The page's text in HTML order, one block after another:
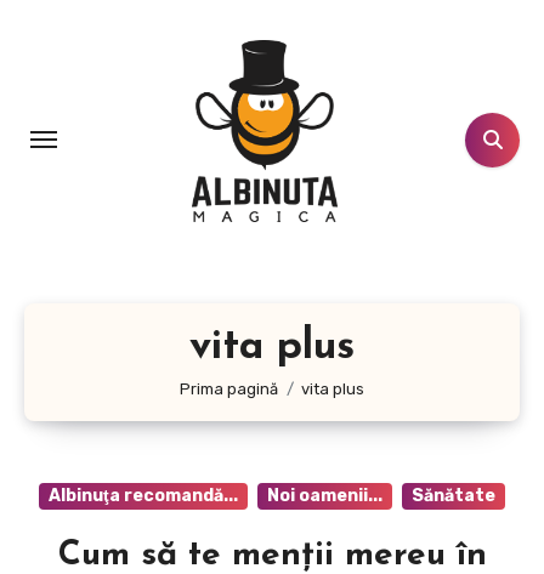
vita plus
Prima pagină vita plus
Albinuţa recomandă... Noi oamenii... Sănătate
Cum să te menţii mereu în